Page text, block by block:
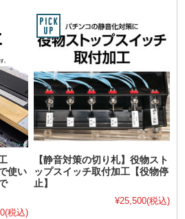
工
使い
(税込)
【静音対策の切り札】役物スト
ップスイッチ取付加工【役物停
止】
¥25,500(税込)